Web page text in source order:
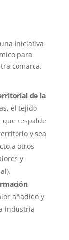
iniciativa
para
comarca.
de la
el tejido
que respalde
y sea
a otros
y
añadido y
industria